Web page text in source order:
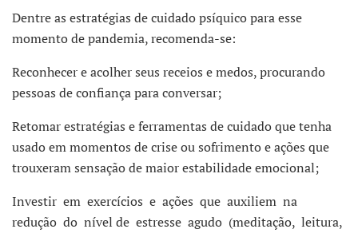
Dentre as estratégias de cuidado psíquico para esse
momento de pandemia, recomenda-se:
Reconhecer e acolher seus receios e medos, procurando
pessoas de confiança para conversar;
Retomar estratégias e ferramentas de cuidado que tenha
usado em momentos de crise ou sofrimento e ações que
trouxeram sensação de maior estabilidade emocional;
Investir em exercícios e ações que auxiliem na
redução do nível de estresse agudo (meditação, leitura,